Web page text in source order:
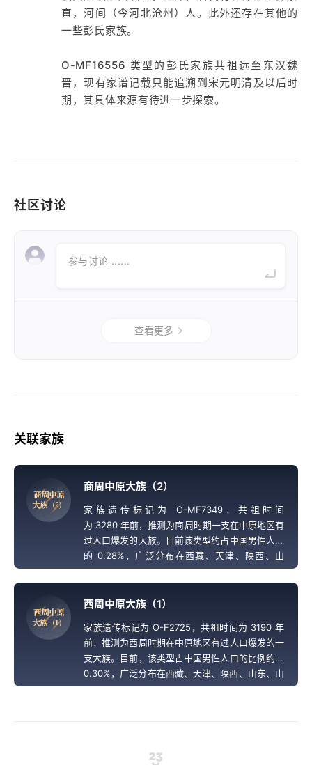
直，河间（今河北沧州）人。此外还存在其他的
一些彭氏家族。
O-MF16556 类型的彭氏家族共祖远至东汉魏
晋，现有家谱记载只能追溯到宋元明清及以后时
期，其具体来源有待进一步探索。
社区讨论
参与讨论 ......
查看更多
关联家族
商周中原
大族（2）
商周中原大族（2）
家族遗传标记为 O-MF7349，共祖时间
为 3280 年前，推测为商周时期一支在中原地区有
过人口爆发的大族。目前该类型约占中国男性人口
的 0.28%，广泛分布在西藏、天津、陕西、山
东、河北、山西等省份。
西周中原
大族（1）
西周中原大族（1）
家族遗传标记为 O-F2725，共祖时间为 3190 年
前，推测为西周时期在中原地区有过人口爆发的一
支大族。目前，该类型占中国男性人口的比例约为
0.30%，广泛分布在西藏、天津、陕西、山东、山
西、河北、安徽、河南等省份。